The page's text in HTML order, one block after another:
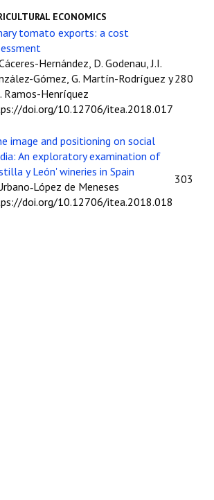
ECONOMICS
tomato exports: a cost
Cáceres-Hernández, D. Godenau, J.I.
Gómez, G. Martín-Rodríguez y
Ramos-Henríquez
doi.org/10.12706/itea.2018.017
280
image and positioning on social
An exploratory examination of
y León' wineries in Spain
de Meneses
doi.org/10.12706/itea.2018.018
303